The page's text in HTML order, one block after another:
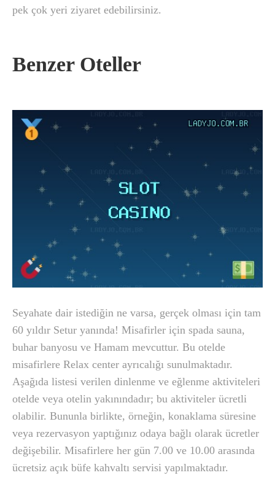
pek çok yeri ziyaret edebilirsiniz.
Benzer Oteller
Seyahate dair istediğin ne varsa, gerçek olması için tam
60 yıldır Setur yanında! Misafirler için spada sauna,
buhar banyosu ve Hamam mevcuttur. Bu otelde
misafirlere Relax center ayrıcalığı sunulmaktadır.
Aşağıda listesi verilen dinlenme ve eğlenme aktiviteleri
otelde veya otelin yakınındadır; bu aktiviteler ücretli
olabilir. Bununla birlikte, örneğin, konaklama süresine
veya rezervasyon yaptığınız odaya bağlı olarak ücretler
değişebilir. Misafirlere her gün 7.00 ve 10.00 arasında
ücretsiz açık büfe kahvaltı servisi yapılmaktadır.